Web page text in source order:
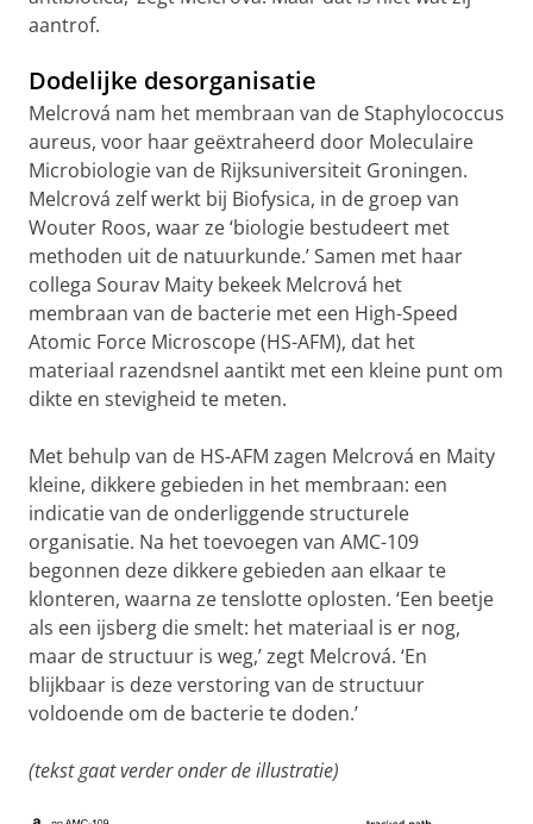
aantrof.
Dodelijke desorganisatie
Melcrová nam het membraan van de Staphylococcus
aureus, voor haar geëxtraheerd door Moleculaire
Microbiologie van de Rijksuniversiteit Groningen.
Melcrová zelf werkt bij Biofysica, in de groep van
Wouter Roos, waar ze ‘biologie bestudeert met
methoden uit de natuurkunde.’ Samen met haar
collega Sourav Maity bekeek Melcrová het
membraan van de bacterie met een High-Speed
Atomic Force Microscope (HS-AFM), dat het
materiaal razendsnel aantikt met een kleine punt om
dikte en stevigheid te meten.
Met behulp van de HS-AFM zagen Melcrová en Maity
kleine, dikkere gebieden in het membraan: een
indicatie van de onderliggende structurele
organisatie. Na het toevoegen van AMC-109
begonnen deze dikkere gebieden aan elkaar te
klonteren, waarna ze tenslotte oplosten. ‘Een beetje
als een ijsberg die smelt: het materiaal is er nog,
maar de structuur is weg,’ zegt Melcrová. ‘En
blijkbaar is deze verstoring van de structuur
voldoende om de bacterie te doden.’
(tekst gaat verder onder de illustratie)